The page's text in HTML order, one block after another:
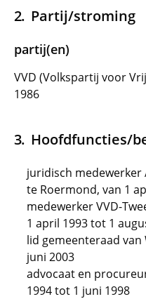
Partij/stroming
partij(en)
VVD (Volkspartij voor
1986
Hoofdfuncties/
juridisch medewerker
te Roermond, van 1
medewerker VVD-
1 april 1993 tot 1
lid gemeenteraad
juni 2003
advocaat en
1994 tot 1 juni 1998